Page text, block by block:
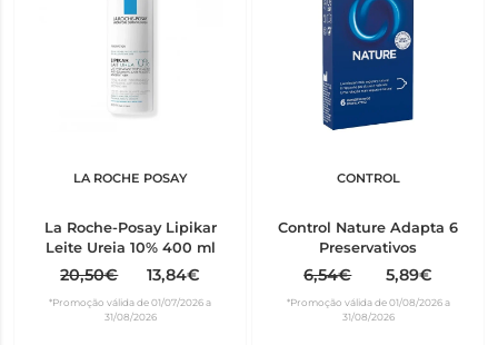
LA ROCHE POSAY
La Roche-Posay Lipikar
Leite Ureia 10% 400 ml
20,50€ 13,84€
*Promoção válida de 01/07/2026 a
31/08/2026
CONTROL
Control Nature Adapta 6
Preservativos
6,54€ 5,89€
*Promoção válida de 01/08/2026 a
31/08/2026